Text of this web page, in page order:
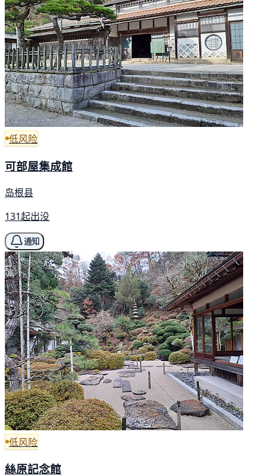
低风险
可部屋集成館
岛根县
131起出没
通知
低风险
絲原記念館